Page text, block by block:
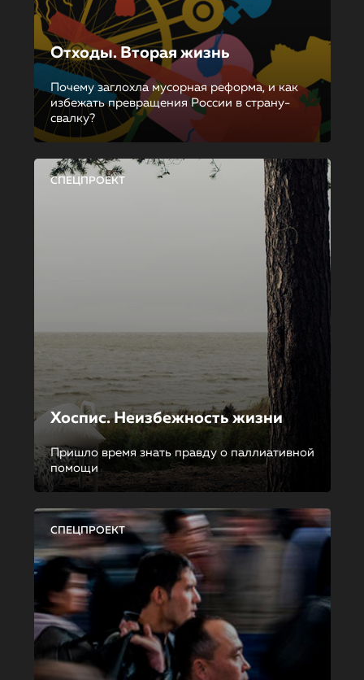
Отходы. Вторая жизнь
Почему заглохла мусорная реформа, и как
избежать превращения России в страну-
свалку?
СПЕЦПРОЕКТ
Хоспис. Неизбежность жизни
Пришло время знать правду о паллиативной
помощи
СПЕЦПРОЕКТ